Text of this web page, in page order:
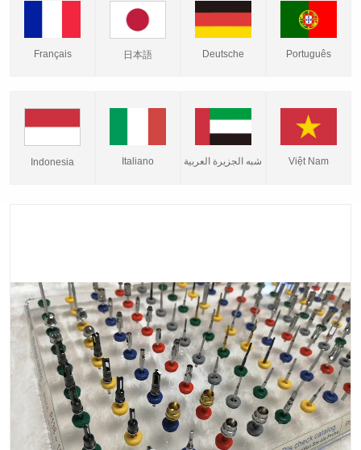
Français 日本語 Deutsche Português
Indonesia Italiano شبه الجزيرة العربية Việt Nam